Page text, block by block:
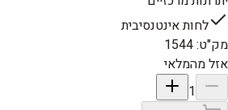
לחות אינטנסיבית
מק"ט:
1544
אזל מהמלאי
1